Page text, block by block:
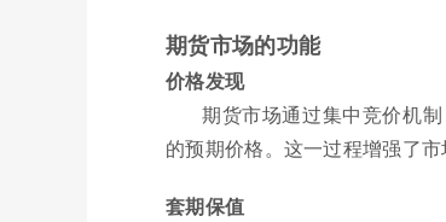
期货市场的功能
价格发现
期货市场通过集中竞价机
的预期价格。这一过程增强了
套期保值